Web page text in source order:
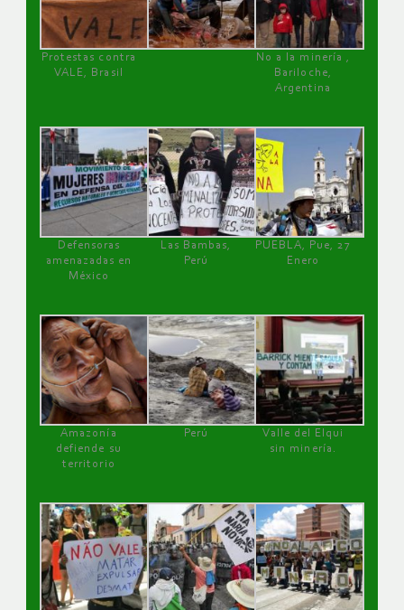
Protestas contra
VALE, Brasil
No a la minería ,
Bariloche,
Argentina
Defensoras
amenazadas en
México
Las Bambas,
Perú
PUEBLA, Pue, 27
Enero
Amazonía
defiende su
territorio
Perú
Valle del Elqui
sin minería.